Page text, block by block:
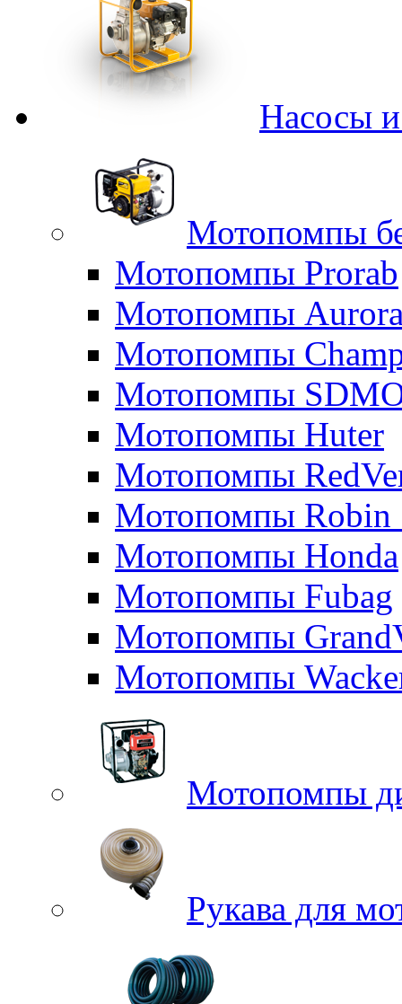
Насосы
Мотопомпы
Мотопомпы Prorab
Мотопомпы
Мотопомпы
Мотопомпы
Мотопомпы Huter
Мотопомпы
Мотопомпы Robin
Мотопомпы Honda
Мотопомпы Fubag
Мотопомпы
Мотопомпы
Мотопомпы
Рукава для